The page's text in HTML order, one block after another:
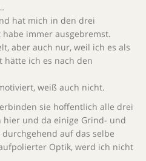
hat mich in den drei
immer ausgebremst.
aber auch nur, weil ich es als
hätte ich es nach den
weiß auch nicht.
sie hoffentlich alle drei
hier und da einige Grind- und
auf das selbe
Optik, werd ich nicht